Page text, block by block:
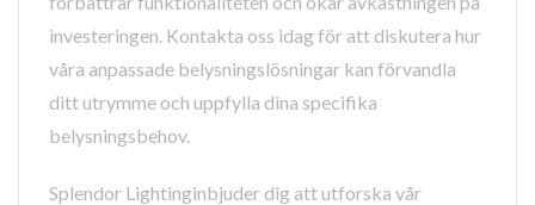
investeringen. Kontakta oss idag för att diskutera hur
våra anpassade belysningslösningar kan förvandla
ditt utrymme och uppfylla dina specifika
belysningsbehov.
Splendor Lightinginbjuder dig att utforska vår